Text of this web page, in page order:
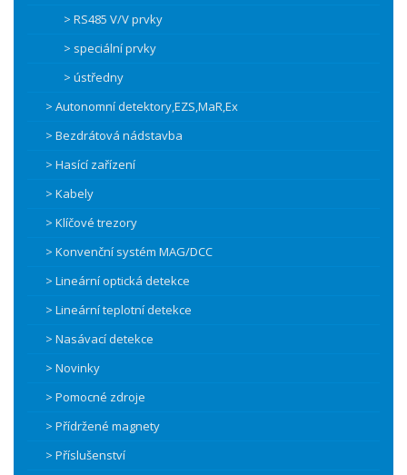
> RS485 V/V prvky
> speciální prvky
> ústředny
> Autonomní detektory,EZS,MaR,Ex
> Bezdrátová nádstavba
> Hasící zařízení
> Kabely
> Klíčové trezory
> Konvenční systém MAG/DCC
> Lineární optická detekce
> Lineární teplotní detekce
> Nasávací detekce
> Novinky
> Pomocné zdroje
> Přídržené magnety
> Příslušenství